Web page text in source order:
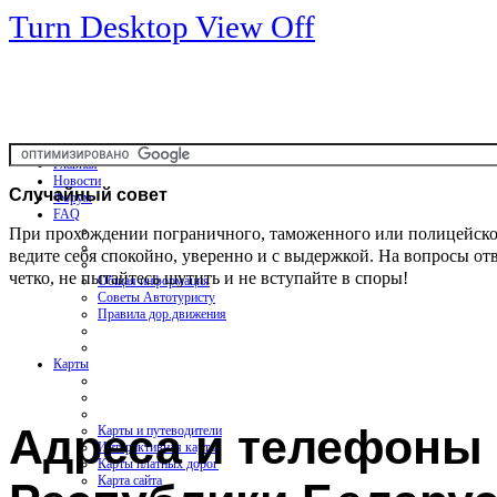
Turn Desktop View Off
Главная
Новости
Форум
FAQ
Общая информация
Советы Автотуристу
Правила дор.движения
Карты
Карты и путеводители
Интерактивная карта
Карты платных дорог
Карта сайта
Случайный совет
При прохождении пограничного, таможенного или
ведите себя спокойно, уверенно и с выдержкой. На вопросы
четко, не пытайтесь шутить и не вступайте в споры!
Адреса и телефоны